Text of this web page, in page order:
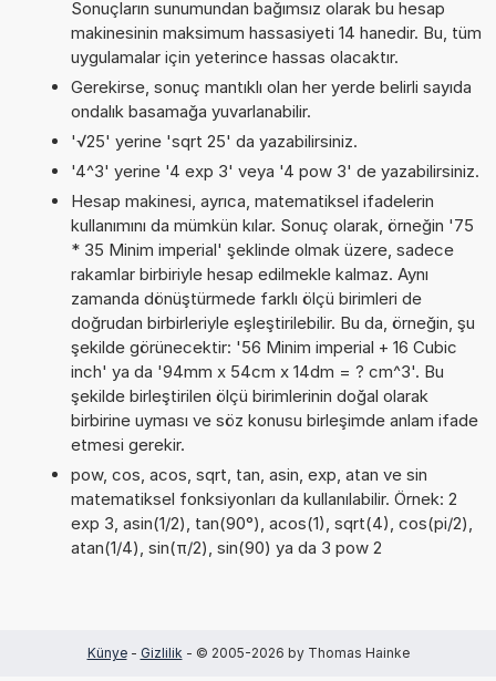
Sonuçların sunumundan bağımsız olarak bu hesap
makinesinin maksimum hassasiyeti 14 hanedir. Bu, tüm
uygulamalar için yeterince hassas olacaktır.
Gerekirse, sonuç mantıklı olan her yerde belirli sayıda
ondalık basamağa yuvarlanabilir.
'√25' yerine 'sqrt 25' da yazabilirsiniz.
'4^3' yerine '4 exp 3' veya '4 pow 3' de yazabilirsiniz.
Hesap makinesi, ayrıca, matematiksel ifadelerin
kullanımını da mümkün kılar. Sonuç olarak, örneğin '75
* 35 Minim imperial' şeklinde olmak üzere, sadece
rakamlar birbiriyle hesap edilmekle kalmaz. Aynı
zamanda dönüştürmede farklı ölçü birimleri de
doğrudan birbirleriyle eşleştirilebilir. Bu da, örneğin, şu
şekilde görünecektir: '56 Minim imperial + 16 Cubic
inch' ya da '94mm x 54cm x 14dm = ? cm^3'. Bu
şekilde birleştirilen ölçü birimlerinin doğal olarak
birbirine uyması ve söz konusu birleşimde anlam ifade
etmesi gerekir.
pow, cos, acos, sqrt, tan, asin, exp, atan ve sin
matematiksel fonksiyonları da kullanılabilir. Örnek: 2
exp 3, asin(1/2), tan(90°), acos(1), sqrt(4), cos(pi/2),
atan(1/4), sin(π/2), sin(90) ya da 3 pow 2
Künye- Gizlilik - © 2005-2026 by Thomas Hainke